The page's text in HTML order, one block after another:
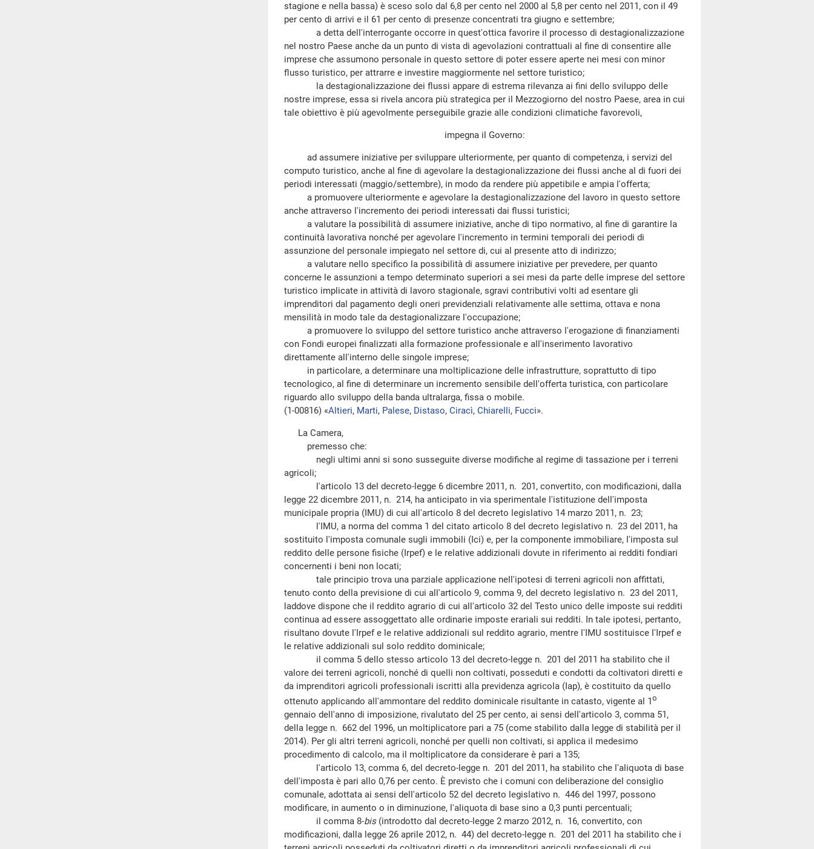
stagione e nella bassa) è sceso solo dal 6,8 per cento nel 2000 al 5,8 per cento nel 2011, con il 49
per cento di arrivi e il 61 per cento di presenze concentrati tra giugno e settembre;
a detta dell'interrogante occorre in quest'ottica favorire il processo di destagionalizzazione
nel nostro Paese anche da un punto di vista di agevolazioni contrattuali al fine di consentire alle
imprese che assumono personale in questo settore di poter essere aperte nei mesi con minor
flusso turistico, per attrarre e investire maggiormente nel settore turistico;
la destagionalizzazione dei flussi appare di estrema rilevanza ai fini dello sviluppo delle
nostre imprese, essa si rivela ancora più strategica per il Mezzogiorno del nostro Paese, area in cui
tale obiettivo è più agevolmente perseguibile grazie alle condizioni climatiche favorevoli,
impegna il Governo:
ad assumere iniziative per sviluppare ulteriormente, per quanto di competenza, i servizi del
computo turistico, anche al fine di agevolare la destagionalizzazione dei flussi anche al di fuori dei
periodi interessati (maggio/settembre), in modo da rendere più appetibile e ampia l'offerta;
a promuovere ulteriormente e agevolare la destagionalizzazione del lavoro in questo settore
anche attraverso l'incremento dei periodi interessati dai flussi turistici;
a valutare la possibilità di assumere iniziative, anche di tipo normativo, al fine di garantire la
continuità lavorativa nonché per agevolare l'incremento in termini temporali dei periodi di
assunzione del personale impiegato nel settore di, cui al presente atto di indirizzo;
a valutare nello specifico la possibilità di assumere iniziative per prevedere, per quanto
concerne le assunzioni a tempo determinato superiori a sei mesi da parte delle imprese del settore
turistico implicate in attività di lavoro stagionale, sgravi contributivi volti ad esentare gli
imprenditori dal pagamento degli oneri previdenziali relativamente alle settima, ottava e nona
mensilità in modo tale da destagionalizzare l'occupazione;
a promuovere lo sviluppo del settore turistico anche attraverso l'erogazione di finanziamenti
con Fondi europei finalizzati alla formazione professionale e all'inserimento lavorativo
direttamente all'interno delle singole imprese;
in particolare, a determinare una moltiplicazione delle infrastrutture, soprattutto di tipo
tecnologico, al fine di determinare un incremento sensibile dell'offerta turistica, con particolare
riguardo allo sviluppo della banda ultralarga, fissa o mobile.
(1-00816) «Altieri, Marti, Palese, Distaso, Ciracì, Chiarelli, Fucci».
La Camera,
premesso che:
negli ultimi anni si sono susseguite diverse modifiche al regime di tassazione per i terreni
agricoli;
l'articolo 13 del decreto-legge 6 dicembre 2011, n. 201, convertito, con modificazioni, dalla
legge 22 dicembre 2011, n. 214, ha anticipato in via sperimentale l'istituzione dell'imposta
municipale propria (IMU) di cui all'articolo 8 del decreto legislativo 14 marzo 2011, n. 23;
l'IMU, a norma del comma 1 del citato articolo 8 del decreto legislativo n. 23 del 2011, ha
sostituito l'imposta comunale sugli immobili (Ici) e, per la componente immobiliare, l'imposta sul
reddito delle persone fisiche (Irpef) e le relative addizionali dovute in riferimento ai redditi fondiari
concernenti i beni non locati;
tale principio trova una parziale applicazione nell'ipotesi di terreni agricoli non affittati,
tenuto conto della previsione di cui all'articolo 9, comma 9, del decreto legislativo n. 23 del 2011,
laddove dispone che il reddito agrario di cui all'articolo 32 del Testo unico delle imposte sui redditi
continua ad essere assoggettato alle ordinarie imposte erariali sui redditi. In tale ipotesi, pertanto,
risultano dovute l'Irpef e le relative addizionali sul reddito agrario, mentre l'IMU sostituisce l'Irpef e
le relative addizionali sul solo reddito dominicale;
il comma 5 dello stesso articolo 13 del decreto-legge n. 201 del 2011 ha stabilito che il
valore dei terreni agricoli, nonché di quelli non coltivati, posseduti e condotti da coltivatori diretti e
da imprenditori agricoli professionali iscritti alla previdenza agricola (Iap), è costituito da quello
ottenuto applicando all'ammontare del reddito dominicale risultante in catasto, vigente al 1o
gennaio dell'anno di imposizione, rivalutato del 25 per cento, ai sensi dell'articolo 3, comma 51,
della legge n. 662 del 1996, un moltiplicatore pari a 75 (come stabilito dalla legge di stabilità per il
2014). Per gli altri terreni agricoli, nonché per quelli non coltivati, si applica il medesimo
procedimento di calcolo, ma il moltiplicatore da considerare è pari a 135;
l'articolo 13, comma 6, del decreto-legge n. 201 del 2011, ha stabilito che l'aliquota di base
dell'imposta è pari allo 0,76 per cento. È previsto che i comuni con deliberazione del consiglio
comunale, adottata ai sensi dell'articolo 52 del decreto legislativo n. 446 del 1997, possono
modificare, in aumento o in diminuzione, l'aliquota di base sino a 0,3 punti percentuali;
il comma 8-bis(introdotto dal decreto-legge 2 marzo 2012, n. 16, convertito, con
modificazioni, dalla legge 26 aprile 2012, n. 44) del decreto-legge n. 201 del 2011 ha stabilito che i